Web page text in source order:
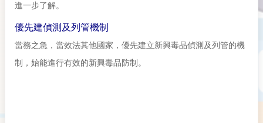
進一步了解。
優先建偵測及列管機制
當務之急，當效法其他國家，優先建立新興毒品偵測及列管的機
制，始能進行有效的新興毒品防制。